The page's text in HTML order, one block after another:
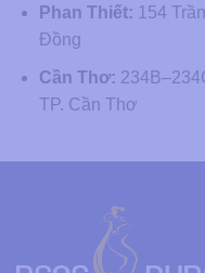
Phan Thiết: 154
Đồng
Cần Thơ:
TP. Cần Thơ